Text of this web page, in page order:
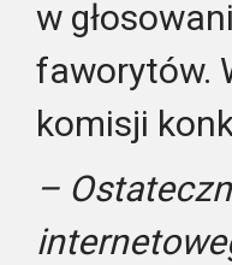
w
faworytów.
komisji
–